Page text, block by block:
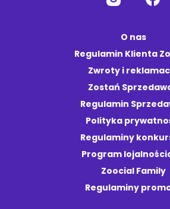
O nas
Regulamin Klienta
Zwroty i
Zostań
Regulamin
Polityka
Regulaminy
Program
Zoocial Family
Regulaminy